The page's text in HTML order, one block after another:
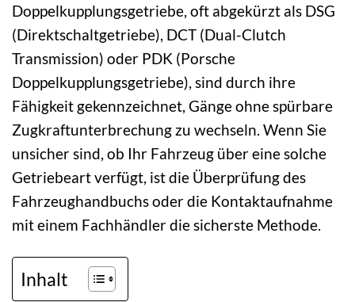
Doppelkupplungsgetriebe, oft abgekürzt als DSG
(Direktschaltgetriebe), DCT (Dual-Clutch
Transmission) oder PDK (Porsche
Doppelkupplungsgetriebe), sind durch ihre
Fähigkeit gekennzeichnet, Gänge ohne spürbare
Zugkraftunterbrechung zu wechseln. Wenn Sie
unsicher sind, ob Ihr Fahrzeug über eine solche
Getriebeart verfügt, ist die Überprüfung des
Fahrzeughandbuchs oder die Kontaktaufnahme
mit einem Fachhändler die sicherste Methode.
Inhalt